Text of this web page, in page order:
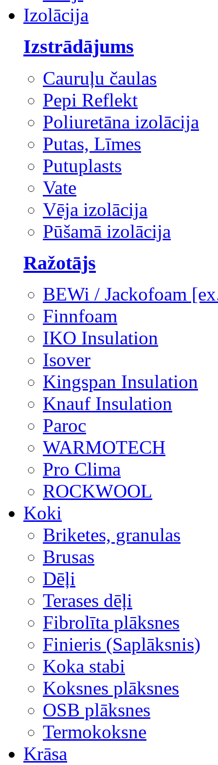
Izolācija
Izstrādājums
Cauruļu čaulas
Pepi Reflekt
Poliuretāna izolācija
Putas, Līmes
Putuplasts
Vate
Vēja izolācija
Pūšamā izolācija
Ražotājs
BEWi / Jackofoam
Finnfoam
IKO Insulation
Isover
Kingspan Insulation
Knauf Insulation
Paroc
WARMOTECH
Pro Clima
ROCKWOOL
Koki
Briketes, granulas
Brusas
Dēļi
Terases dēļi
Fibrolīta plāksnes
Finieris (Saplāksnis)
Koka stabi
Koksnes plāksnes
OSB plāksnes
Termokoksne
Krāsa